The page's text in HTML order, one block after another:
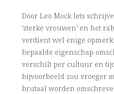
Door Leo Mock Iets
‘sterke vrouwen’ en het
verdient wel enige
bepaalde eigenschap
verschilt per cultuur en
bijvoorbeeld zou vroeger
brutaal worden